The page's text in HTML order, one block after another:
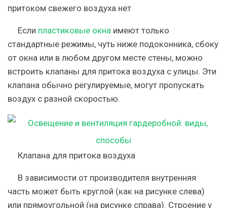
притоком свежего воздуха нет
Если пластиковые окна имеют только
стандартные режимы, чуть ниже подоконника, сбоку
от окна или в любом другом месте стены, можно
встроить клапаны для притока воздуха с улицы. Эти
клапана обычно регулируемые, могут пропускать
воздух с разной скоростью.
Клапана для притока воздуха
В зависимости от производителя внутренняя
часть может быть круглой (как на рисунке слева)
или прямоугольной (на рисунке справа). Строение у